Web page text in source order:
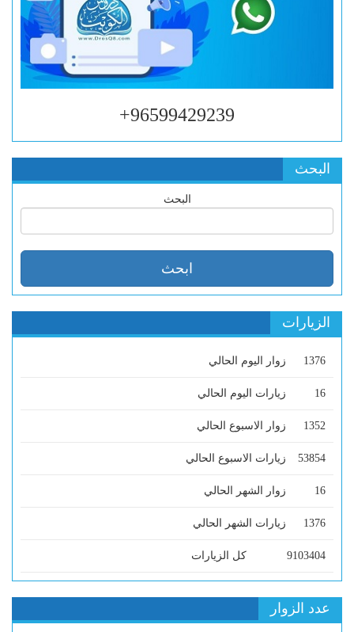
96599429239+
البحث
البحث
الزيارات
1376 زوار اليوم الحالي
16 زيارات اليوم الحالي
1352 زوار الاسبوع الحالي
53854 زيارات الاسبوع الحالي
16 زوار الشهر الحالي
1376 زيارات الشهر الحالي
9103404 كل الزيارات
عدد الزوار